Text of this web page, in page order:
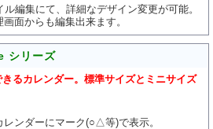
編集にて、詳細なデザイン変更が可能。
面からも編集出来ます。
シリーズ
るカレンダー。標準サイズとミニサイズ
ンダーにマーク(○△等)で表示。